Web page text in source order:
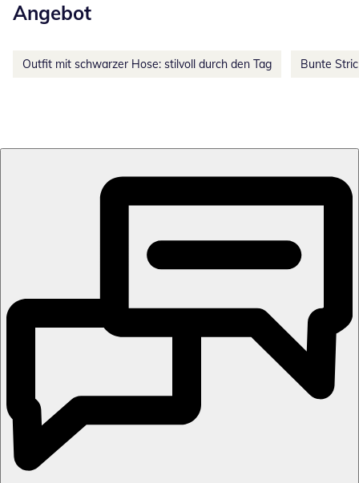
Angebot
Outfit mit schwarzer Hose: stilvoll durch den Tag Bunte